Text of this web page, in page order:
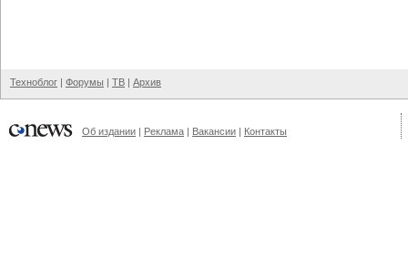
Техноблог | Форумы | ТВ | Архив
Об издании | Реклама | Вакансии | Контакты